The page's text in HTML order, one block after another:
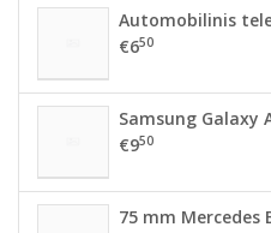
Automobilinis
€650
Samsung Galaxy
€950
75 mm